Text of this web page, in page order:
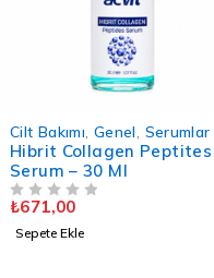
Cilt Bakımı Genel Serumlar
Hibrit Collagen Peptites
Serum – 30 Ml
₺671,00
Sepete Ekle